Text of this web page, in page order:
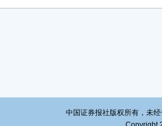
的主
品的
经营
中国证券报社版权所有，未